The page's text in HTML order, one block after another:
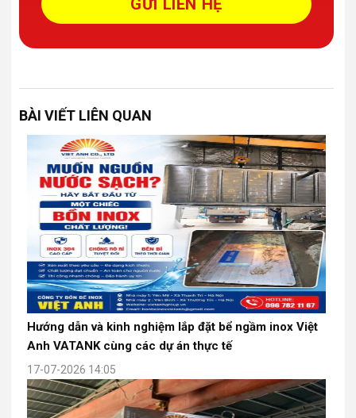
BÀI VIẾT LIÊN QUAN
Hướng dẫn và kinh nghiệm lắp đặt bể ngầm inox Việt
Anh VATANK cùng các dự án thực tế
17-07-2026 14:05